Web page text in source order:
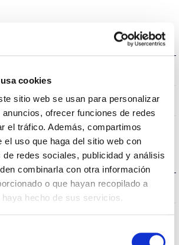
cookies
sitio web se usan para personalizar
ofrecer funciones de redes
el tráfico. Además, compartimos
el uso que haga del sitio web con
de redes sociales, publicidad y análisis
combinarla con otra información
o que hayan recopilado a
hecho de sus servicios.
rendu des couleurs 80
IP IP20